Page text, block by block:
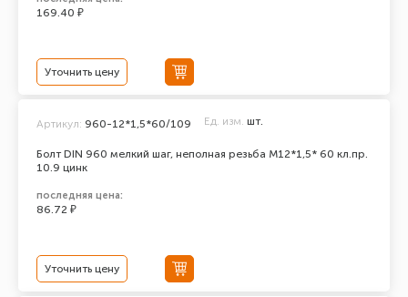
169.40 ₽
Уточнить цену
Болт DIN 960 мелкий шаг, неполная резьба M12*1,5* 60 кл.пр.
10.9 цинк
Артикул: 960-12*1,5*60/109 Ед. изм. шт.
последняя цена:
86.72 ₽
Уточнить цену